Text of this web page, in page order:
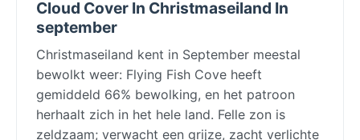
Cloud Cover In Christmaseiland In
september
Christmaseiland kent in September meestal
bewolkt weer: Flying Fish Cove heeft
gemiddeld 66% bewolking, en het patroon
herhaalt zich in het hele land. Felle zon is
zeldzaam; verwacht een grijze, zacht verlichte